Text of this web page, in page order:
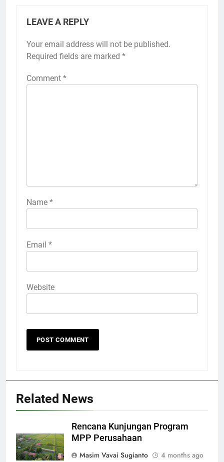
LEAVE A REPLY
Your email address will not be published.
Required fields are marked *
Comment *
Name *
Email *
Website
Related News
Rencana Kunjungan Program
MPP Perusahaan
Masim Vavai Sugianto
4 months ago